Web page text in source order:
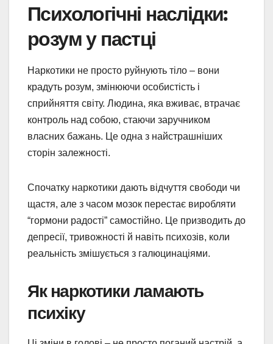
Психологічні наслідки:
розум у пастці
Наркотики не просто руйнують тіло – вони
крадуть розум, змінюючи особистість і
сприйняття світу. Людина, яка вживає, втрачає
контроль над собою, стаючи заручником
власних бажань. Це одна з найстрашніших
сторін залежності.
Спочатку наркотики дають відчуття свободи чи
щастя, але з часом мозок перестає виробляти
“гормони радості” самостійно. Це призводить до
депресії, тривожності й навіть психозів, коли
реальність змішується з галюцинаціями.
Як наркотики ламають
психіку